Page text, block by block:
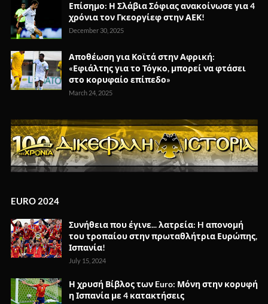
Επίσημο: Η Σλάβια Σόφιας ανακοίνωσε για 4
χρόνια τον Γκεοργίεφ στην ΑΕΚ!
December 30, 2025
Αποθέωση για Κοϊτά στην Αφρική:
«Εφιάλτης για το Τόγκο, μπορεί να φτάσει
στο κορυφαίο επίπεδο»
March 24, 2025
EURO 2024
Συνήθεια που έγινε... λατρεία: H απονομή
του τροπαίου στην πρωταθλήτρια Ευρώπης,
Ισπανία!
July 15, 2024
Η χρυσή Βίβλος των Euro: Μόνη στην κορυφή
η Ισπανία με 4 κατακτήσεις